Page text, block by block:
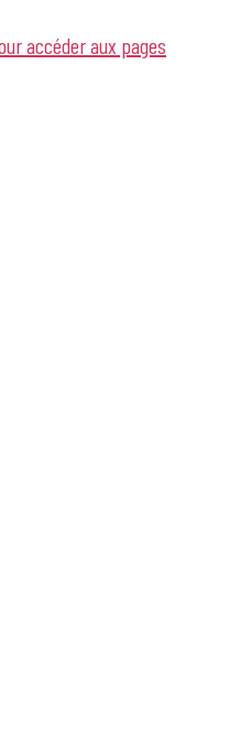
accéder aux pages